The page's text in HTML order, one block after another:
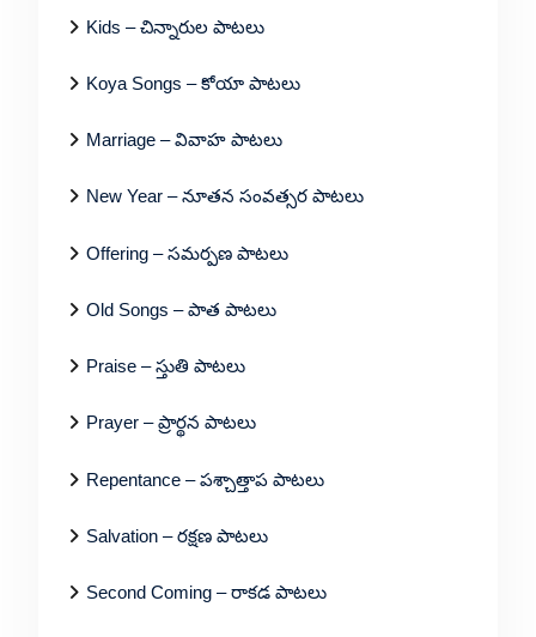
Kids – చిన్నారుల పాటలు
Koya Songs – కోయా పాటలు
Marriage – వివాహ పాటలు
New Year – నూతన సంవత్సర పాటలు
Offering – సమర్పణ పాటలు
Old Songs – పాత పాటలు
Praise – స్తుతి పాటలు
Prayer – ప్రార్థన పాటలు
Repentance – పశ్చాత్తాప పాటలు
Salvation – రక్షణ పాటలు
Second Coming – రాకడ పాటలు